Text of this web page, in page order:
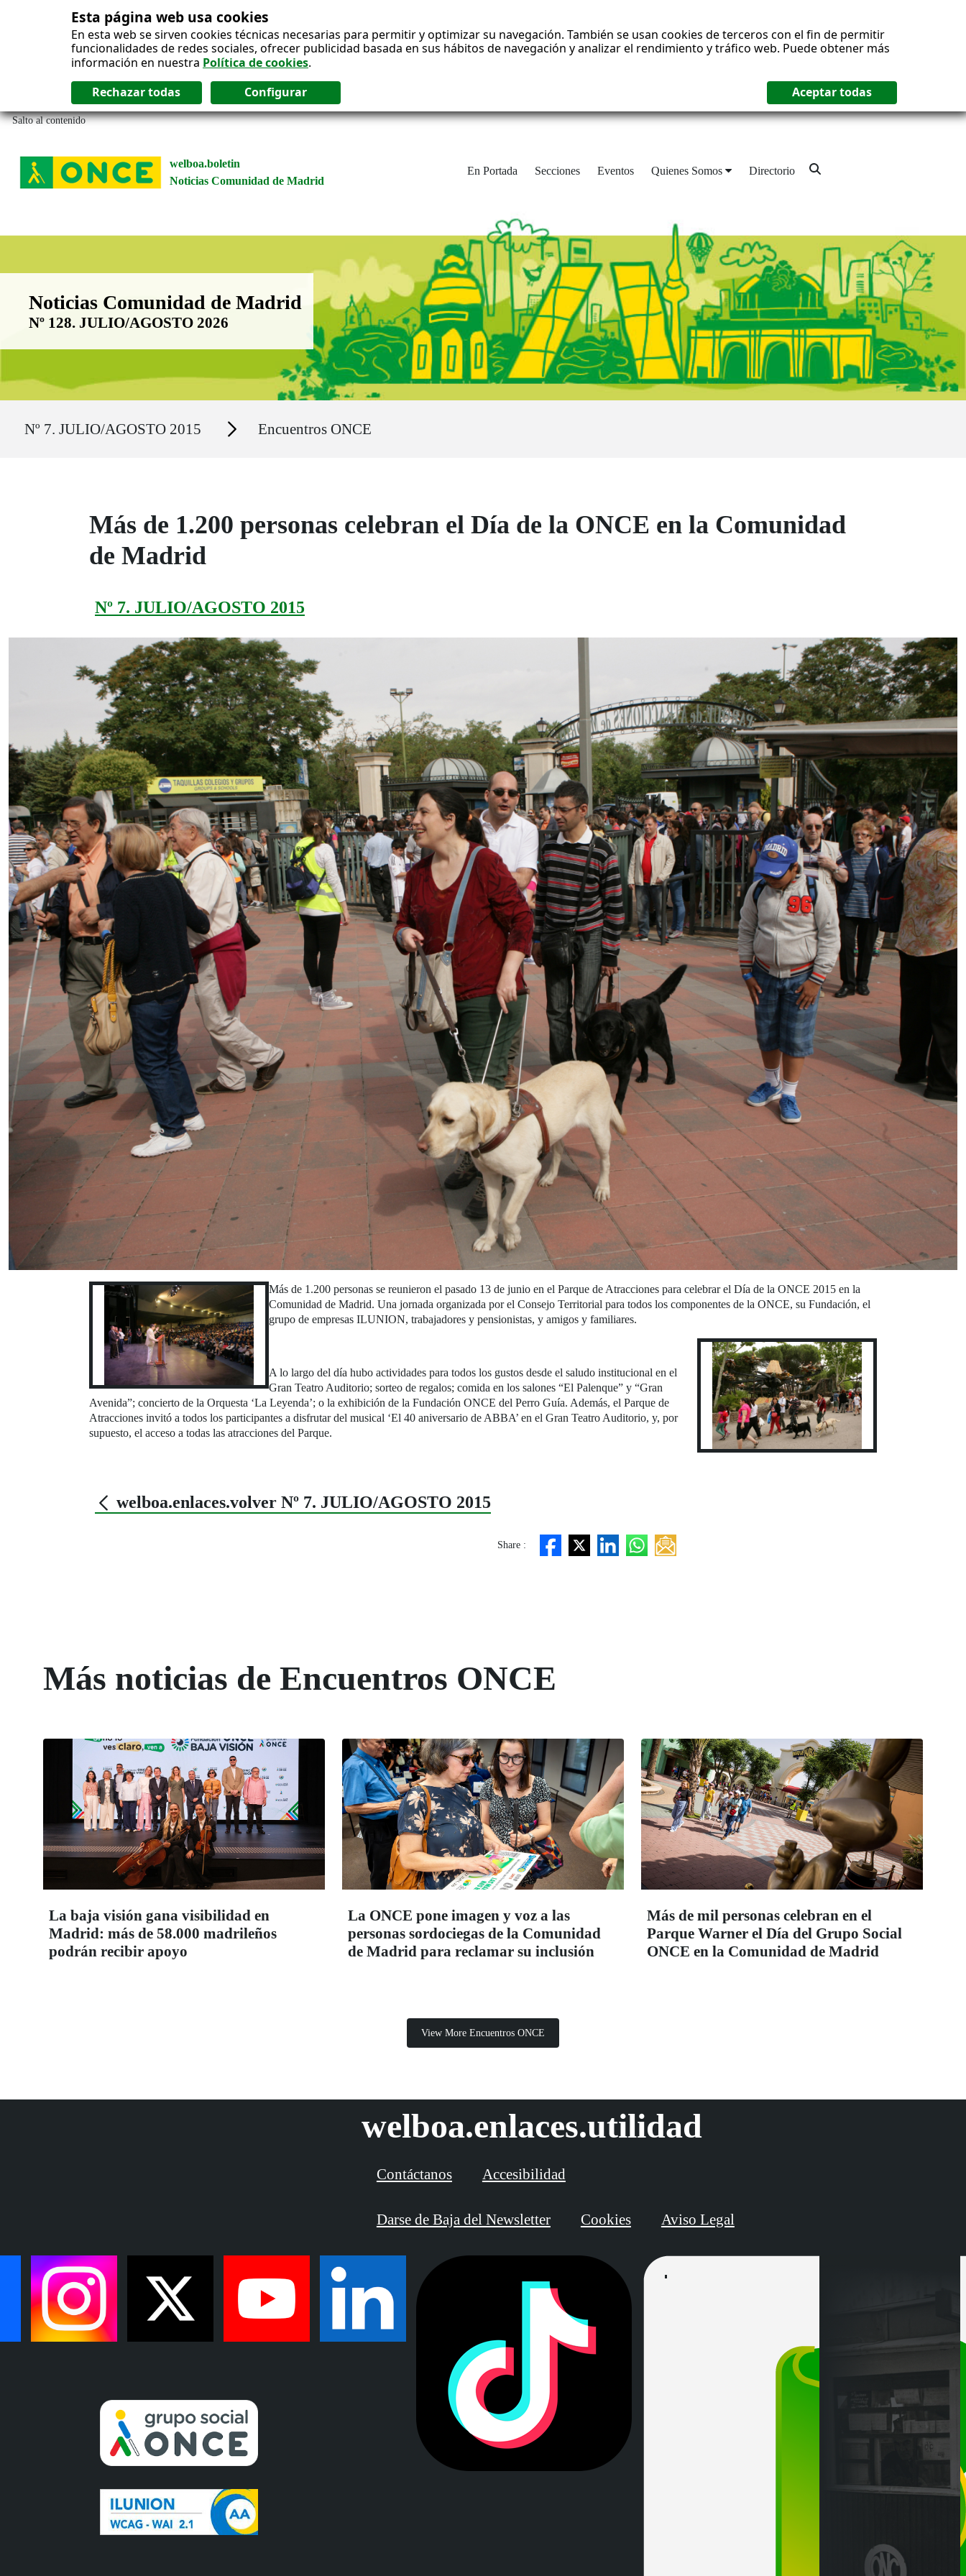
Esta página web usa cookies
En esta web se sirven cookies técnicas necesarias para permitir y optimizar su navegación. También se usan cookies de terceros con el fin de permitir
funcionalidades de redes sociales, ofrecer publicidad basada en sus hábitos de navegación y analizar el rendimiento y tráfico web. Puede obtener más
información en nuestra Política de cookies.
Salto al contenido
welboa.boletin
Noticias Comunidad de Madrid
En Portada Secciones Eventos Quienes Somos Directorio
Boletín Noticias Comunidad de Madrid
Noticias Comunidad de Madrid
Nº 128. JULIO/AGOSTO 2026
Nº 7. JULIO/AGOSTO 2015 Secciones Encuentros ONCE
Más de 1.200 personas celebran el Día de la ONCE en la Comunidad
de Madrid
Nº 7. JULIO/AGOSTO 2015
Más de 1.200 personas se reunieron el pasado 13 de junio en el Parque de Atracciones para celebrar el Día de la ONCE 2015 en la
Comunidad de Madrid. Una jornada organizada por el Consejo Territorial para todos los componentes de la ONCE, su Fundación, el
grupo de empresas ILUNION, trabajadores y pensionistas, y amigos y familiares.
A lo largo del día hubo actividades para todos los gustos desde el saludo institucional en el
Gran Teatro Auditorio; sorteo de regalos; comida en los salones “El Palenque” y “Gran
Avenida”; concierto de la Orquesta ‘La Leyenda’; o la exhibición de la Fundación ONCE del Perro Guía. Además, el Parque de
Atracciones invitó a todos los participantes a disfrutar del musical ‘El 40 aniversario de ABBA’ en el Gran Teatro Auditorio, y, por
supuesto, el acceso a todas las atracciones del Parque.
welboa.enlaces.volver Nº 7. JULIO/AGOSTO 2015
Share :
Más noticias de Encuentros ONCE
La baja visión gana visibilidad en
Madrid: más de 58.000 madrileños
podrán recibir apoyo
La ONCE pone imagen y voz a las
personas sordociegas de la Comunidad
de Madrid para reclamar su inclusión
Más de mil personas celebran en el
Parque Warner el Día del Grupo Social
ONCE en la Comunidad de Madrid
View More Encuentros ONCE
welboa.enlaces.utilidad
Contáctanos Accesibilidad
Darse de Baja del Newsletter Cookies Aviso Legal